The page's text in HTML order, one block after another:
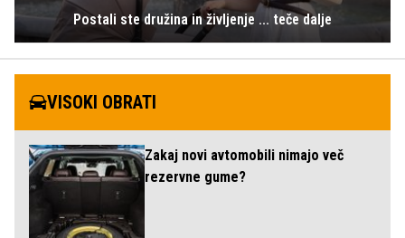
Postali ste družina in življenje ... teče dalje
VISOKI OBRATI
Zakaj novi avtomobili nimajo več
rezervne gume?